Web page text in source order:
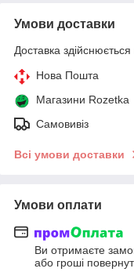
Умови доставки
Доставка здійснюється
Нова Пошта
Магазини Rozetka
Самовивіз
Всі умови доставки
Умови оплати
Ви отримаєте
або гроші